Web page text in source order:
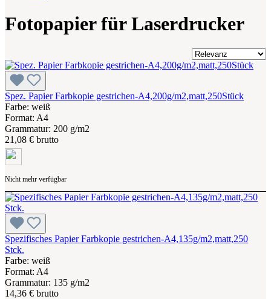
Fotopapier für Laserdrucker
Spez. Papier Farbkopie gestrichen-A4,200g/m2,matt,250Stück
Farbe: weiß
Format: A4
Grammatur: 200 g/m2
21,08 € brutto
Nicht mehr verfügbar
Spezifisches Papier Farbkopie gestrichen-A4,135g/m2,matt,250
Stck.
Farbe: weiß
Format: A4
Grammatur: 135 g/m2
14,36 € brutto